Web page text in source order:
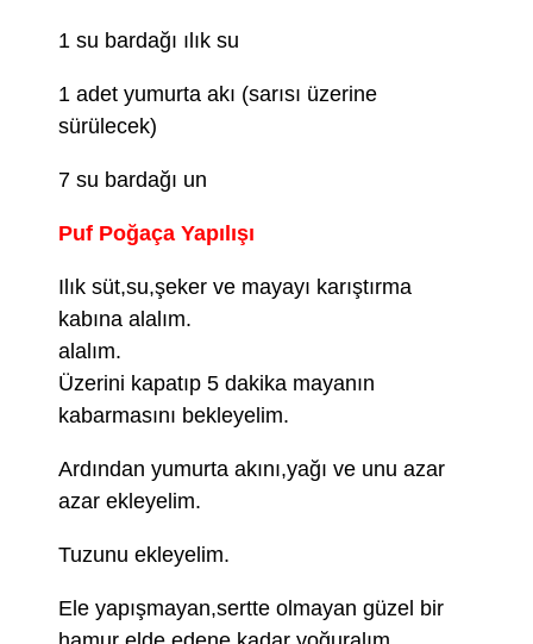
1 su bardağı ılık su
1 adet yumurta akı (sarısı üzerine
sürülecek)
7 su bardağı un
Puf Poğaça Yapılışı
Ilık süt,su,şeker ve mayayı karıştırma
kabına alalım.
alalım.
Üzerini kapatıp 5 dakika mayanın
kabarmasını bekleyelim.
Ardından yumurta akını,yağı ve unu azar
azar ekleyelim.
Tuzunu ekleyelim.
Ele yapışmayan,sertte olmayan güzel bir